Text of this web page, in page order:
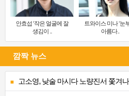
안효섭 ‘작은 얼굴에 잘
생김이 ..
트와이스 미나 ‘눈
아름다..
깜짝 뉴스
고소영, 낮술 마시다 노량진서 쫓겨나